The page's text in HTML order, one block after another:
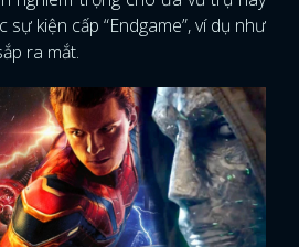
sự kiện cấp “Endgame”, ví dụ như
ra mắt.